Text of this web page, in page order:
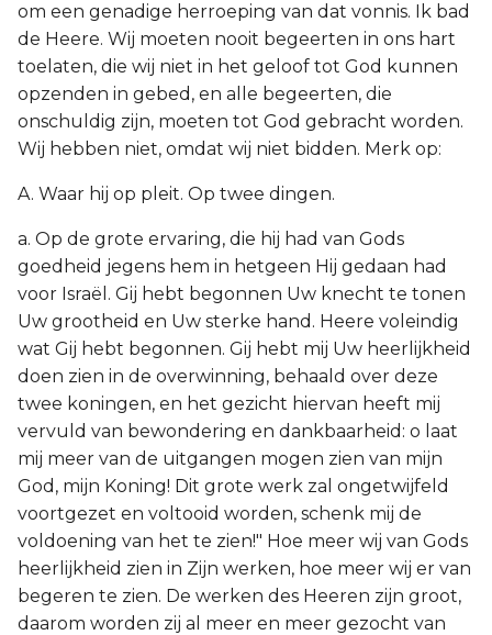
om een genadige herroeping van dat vonnis. Ik bad
de Heere. Wij moeten nooit begeerten in ons hart
toelaten, die wij niet in het geloof tot God kunnen
opzenden in gebed, en alle begeerten, die
onschuldig zijn, moeten tot God gebracht worden.
Wij hebben niet, omdat wij niet bidden. Merk op:
A. Waar hij op pleit. Op twee dingen.
a. Op de grote ervaring, die hij had van Gods
goedheid jegens hem in hetgeen Hij gedaan had
voor Israël. Gij hebt begonnen Uw knecht te tonen
Uw grootheid en Uw sterke hand. Heere voleindig
wat Gij hebt begonnen. Gij hebt mij Uw heerlijkheid
doen zien in de overwinning, behaald over deze
twee koningen, en het gezicht hiervan heeft mij
vervuld van bewondering en dankbaarheid: o laat
mij meer van de uitgangen mogen zien van mijn
God, mijn Koning! Dit grote werk zal ongetwijfeld
voortgezet en voltooid worden, schenk mij de
voldoening van het te zien!" Hoe meer wij van Gods
heerlijkheid zien in Zijn werken, hoe meer wij er van
begeren te zien. De werken des Heeren zijn groot,
daarom worden zij al meer en meer gezocht van